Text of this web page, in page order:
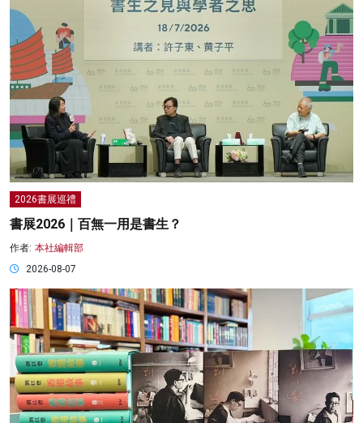
2026書展巡禮
書展2026｜百無一用是書生？
作者: 本社編輯部
2026-08-07